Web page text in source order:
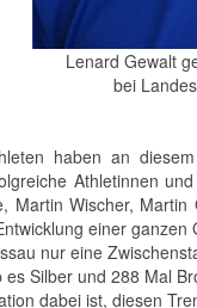
Lenard Gewalt
bei
haben an
Athletinnen
Martin Wischer,
einer
nur eine
Silber und 288 Mal
dabei ist, diesen